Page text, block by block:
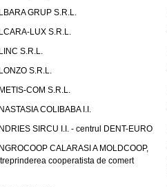
GRUP S.R.L.
LUX S.R.L.
S.R.L.
S.R.L.
COM S.R.L.
COLIBABA I.I.
SIRCU I.I. - centrul DENT-EURO
CALARASI A MOLDCOOP,
cooperatista de comert